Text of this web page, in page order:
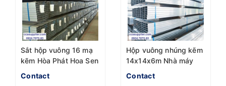
Sắt hộp vuông 16 mạ
kẽm Hòa Phát Hoa Sen
Contact
Hộp vuông nhúng kẽm
14x14x6m Nhà máy
Hòa Phát
Contact